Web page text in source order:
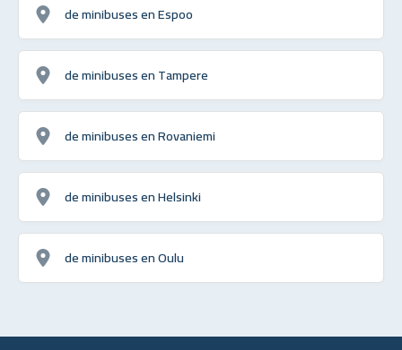
de minibuses en Espoo
de minibuses en Tampere
de minibuses en Rovaniemi
de minibuses en Helsinki
de minibuses en Oulu